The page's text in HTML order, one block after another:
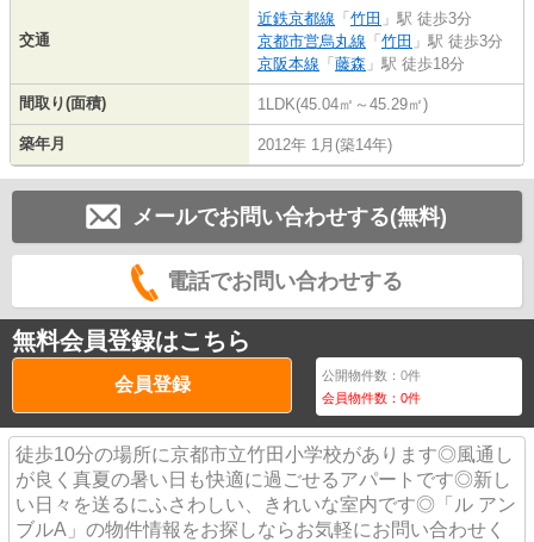
交通
近鉄京都線 「 竹田 」駅 徒歩3分
京都市営烏丸線 「 竹田 」駅 徒歩3分
京阪本線 「 藤森 」駅 徒歩18分
間取り(面積) 1LDK(45.04㎡～45.29㎡)
築年月 2012年 1月(築14年)
メールでお問い合わせする(無料)
電話でお問い合わせする
無料会員登録はこちら
会員登録 公開物件数：0件
会員物件数：0件
徒歩10分の場所に京都市立竹田小学校があります◎風通し
が良く真夏の暑い日も快適に過ごせるアパートです◎新し
い日々を送るにふさわしい、きれいな室内です◎「ル アン
ブルA」の物件情報をお探しならお気軽にお問い合わせく